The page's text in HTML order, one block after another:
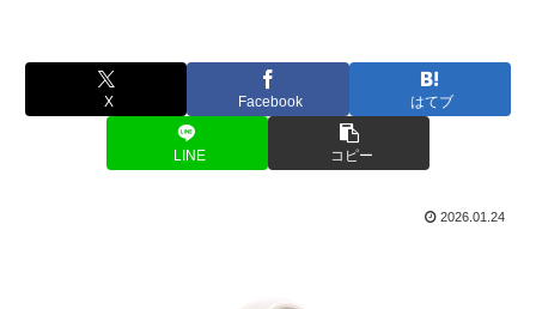
X Facebook はてブ
LINE コピー
2026.01.24